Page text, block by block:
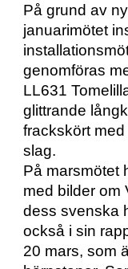
På grund av
januarimötet
genomföras
LL631
glittrande
frackskört
slag.
På marsmötet
med bilder om
dess svenska
också i sin
20 mars, som